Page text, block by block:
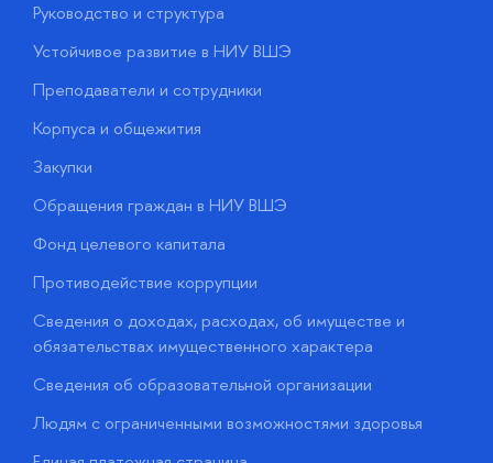
Руководство и структура
Устойчивое развитие в НИУ ВШЭ
Преподаватели и сотрудники
Корпуса и общежития
Закупки
Обращения граждан в НИУ ВШЭ
Фонд целевого капитала
Противодействие коррупции
Сведения о доходах, расходах, об имуществе и
обязательствах имущественного характера
Сведения об образовательной организации
Людям с ограниченными возможностями здоровья